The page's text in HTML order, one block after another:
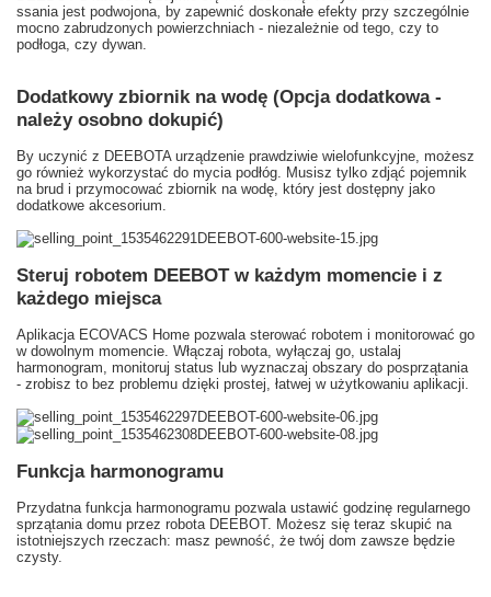
ssania jest podwojona, by zapewnić doskonałe efekty przy szczególnie
mocno zabrudzonych powierzchniach - niezależnie od tego, czy to
podłoga, czy dywan.
Dodatkowy zbiornik na wodę (Opcja dodatkowa -
należy osobno dokupić)
By uczynić z DEEBOTA urządzenie prawdziwie wielofunkcyjne, możesz
go również wykorzystać do mycia podłóg. Musisz tylko zdjąć pojemnik
na brud i przymocować zbiornik na wodę, który jest dostępny jako
dodatkowe akcesorium.
Steruj robotem DEEBOT w każdym momencie i z
każdego miejsca
Aplikacja ECOVACS Home pozwala sterować robotem i monitorować go
w dowolnym momencie. Włączaj robota, wyłączaj go, ustalaj
harmonogram, monitoruj status lub wyznaczaj obszary do posprzątania
- zrobisz to bez problemu dzięki prostej, łatwej w użytkowaniu aplikacji.
Funkcja harmonogramu
Przydatna funkcja harmonogramu pozwala ustawić godzinę regularnego
sprzątania domu przez robota DEEBOT. Możesz się teraz skupić na
istotniejszych rzeczach: masz pewność, że twój dom zawsze będzie
czysty.